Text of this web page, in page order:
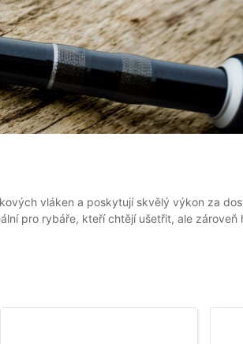
vláken a poskytují skvělý výkon za
pro rybáře, kteří chtějí ušetřit, ale